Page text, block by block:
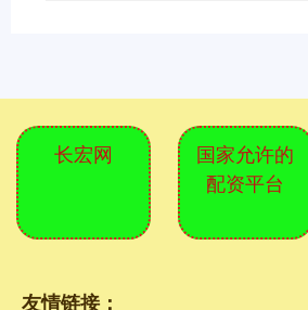
长宏网
国家允许的
配资平台
友情链接：